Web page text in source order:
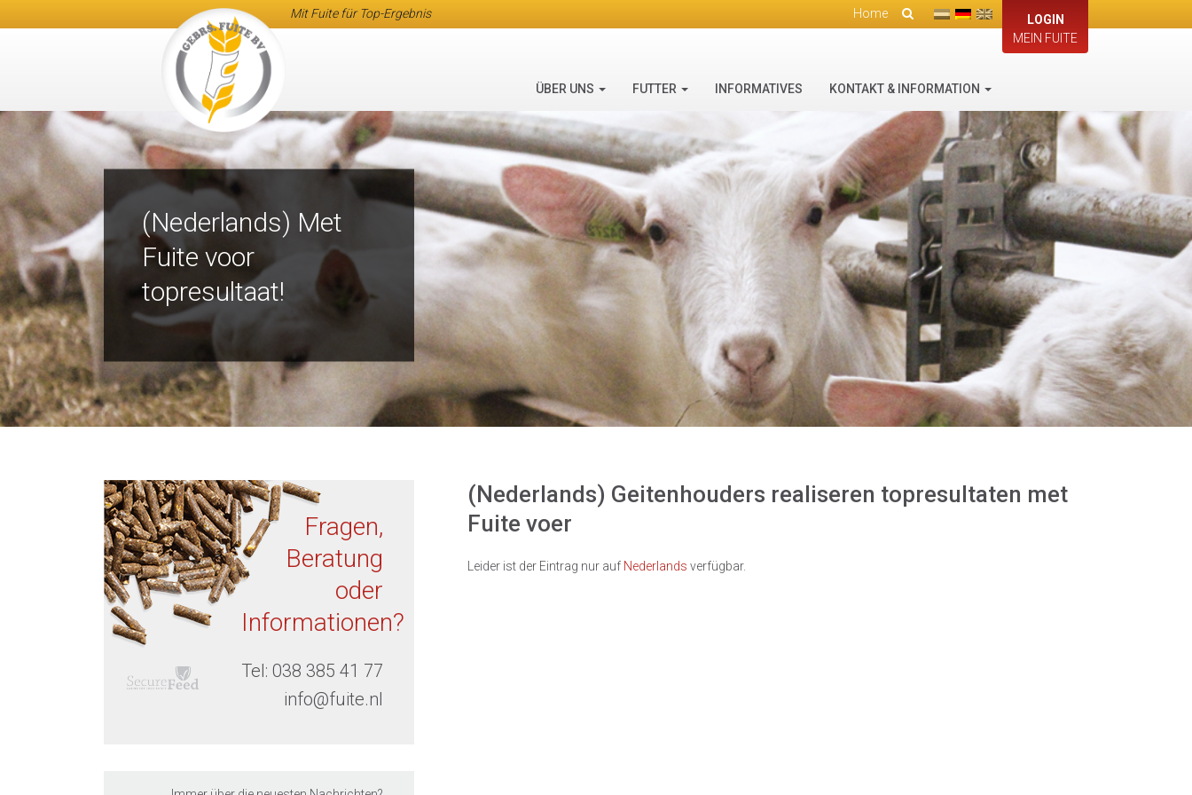
Mit Fuite für Top-Ergebnis Home
LOGIN
MEIN FUITE
ÜBER UNS FUTTER INFORMATIVES KONTAKT & INFORMATION
(Nederlands) Met
Fuite voor
topresultaat!
Fragen,
Beratung
oder
Informationen?
Tel: 038 385 41 77
info@fuite.nl
(Nederlands) Geitenhouders realiseren topresultaten met
Fuite voer
Leider ist der Eintrag nur auf Nederlands verfügbar.